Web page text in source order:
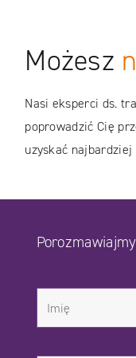
CASE STUDIES
Możesz
Nasi eksperci ds.
poprowadzić Cię
uzyskać najbardziej